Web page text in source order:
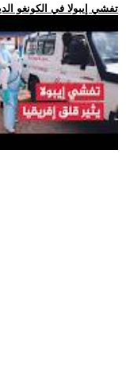
.. تفشي إيبولا في الكونغو